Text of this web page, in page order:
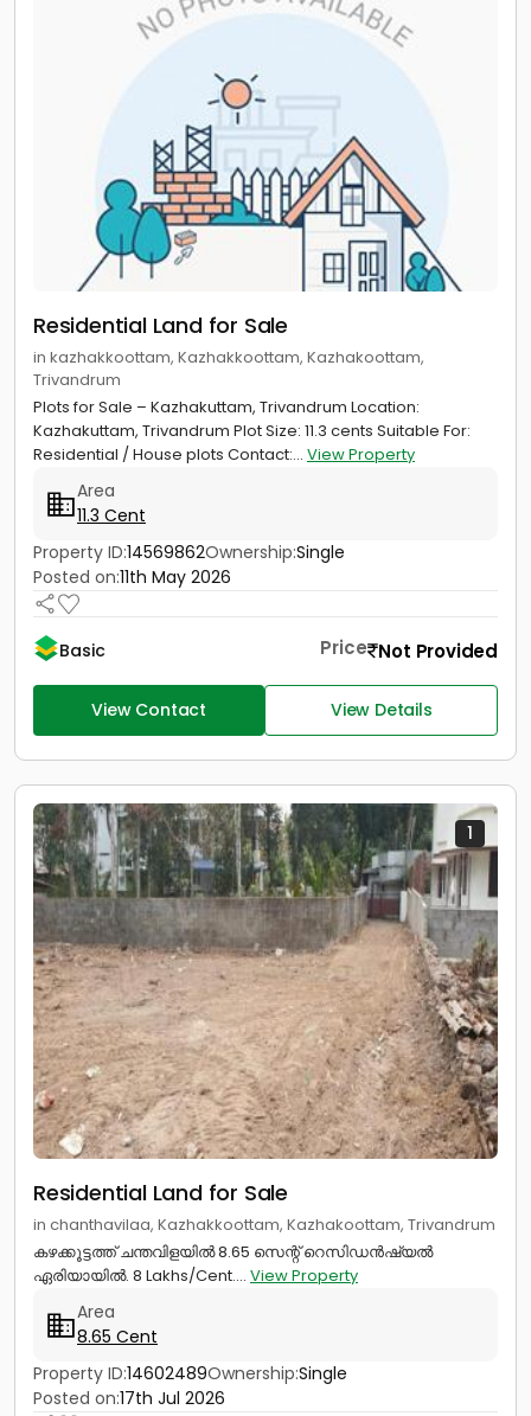
Residential Land for Sale
in kazhakkoottam, Kazhakkoottam, Kazhakoottam,
Trivandrum
Plots for Sale – Kazhakuttam, Trivandrum Location:
Kazhakuttam, Trivandrum Plot Size: 11.3 cents Suitable For:
Residential / House plots Contact:... View Property
Area
11.3 Cent
Property ID:14569862Ownership:Single
Posted on:11th May 2026
Basic Price Not Provided
View Contact View Details
1
Residential Land for Sale
in chanthavilaa, Kazhakkoottam, Kazhakoottam, Trivandrum
കഴക്കൂട്ടത്ത് ചന്തവിളയിൽ 8.65 സെന്റ് റെസിഡൻഷ്യൽ
ഏരിയായിൽ. 8 Lakhs/Cent.... View Property
Area
8.65 Cent
Property ID:14602489Ownership:Single
Posted on:17th Jul 2026